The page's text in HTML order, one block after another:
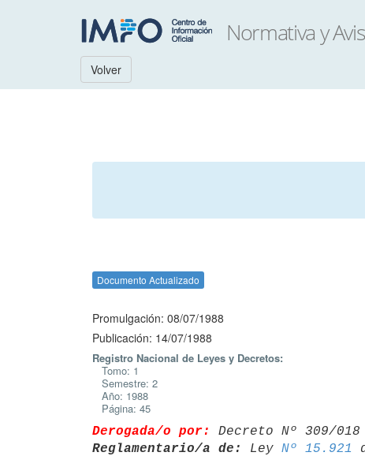
Volver
Documento Actualizado
Promulgación: 08/07/1988
Publicación: 14/07/1988
Registro Nacional de Leyes y Decretos:
Tomo: 1
Semestre: 2
Año: 1988
Página: 45
Derogada/o por: Decreto Nº 309/
Reglamentario/a de:
Ley Nº 15.921